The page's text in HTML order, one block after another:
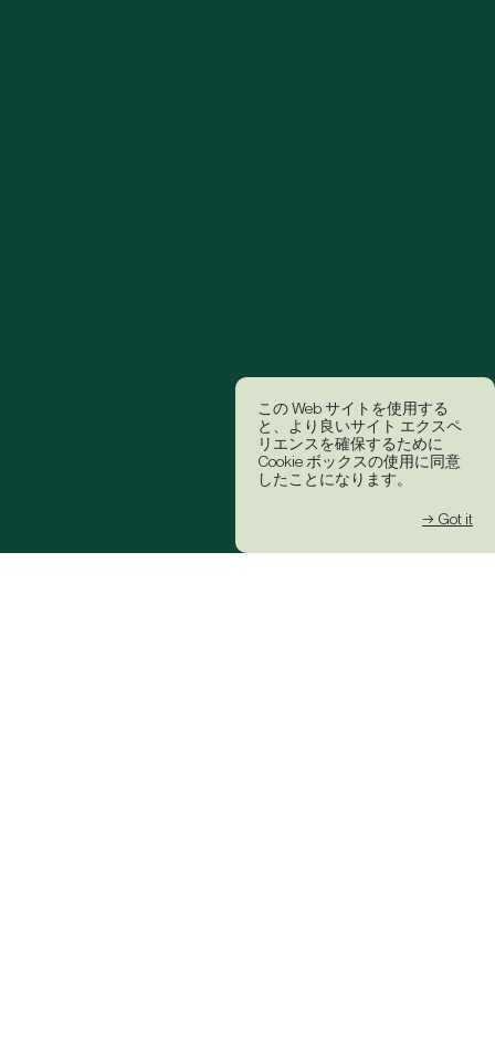
この Web サイトを使用する
と、より良いサイト エクスペ
リエンスを確保するために
Cookie ボックスの使用に同意
したことになります。
→ Got it